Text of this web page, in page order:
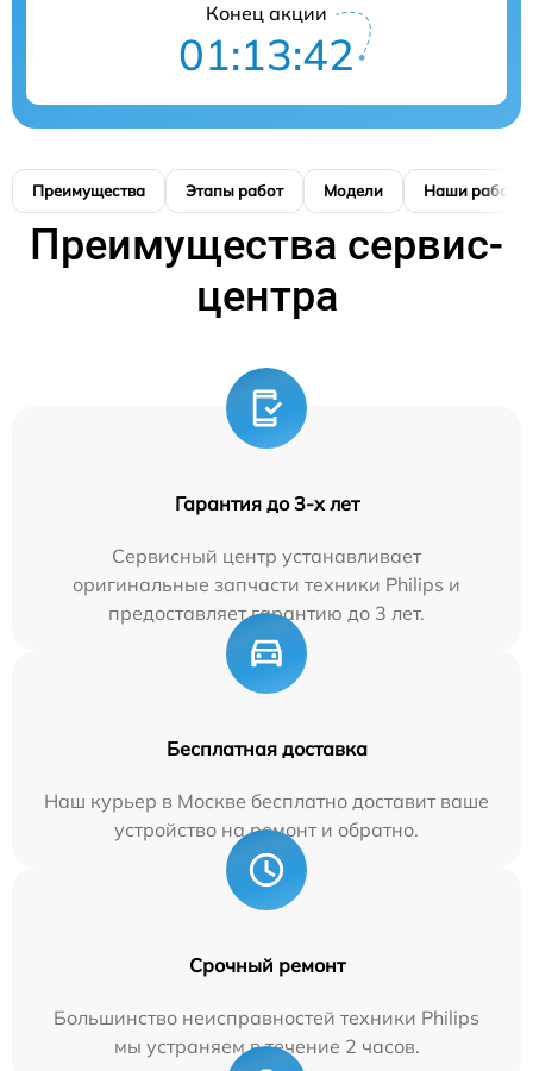
Конец акции
01:13:41
Преимущества Этапы работ Модели Наши работы
Преимущества сервис-
центра
Гарантия до 3-х лет
Сервисный центр устанавливает
оригинальные запчасти техники Philips и
предоставляет гарантию до 3 лет.
Бесплатная доставка
Наш курьер в Москве бесплатно доставит ваше
устройство на ремонт и обратно.
Срочный ремонт
Большинство неисправностей техники Philips
мы устраняем в течение 2 часов.